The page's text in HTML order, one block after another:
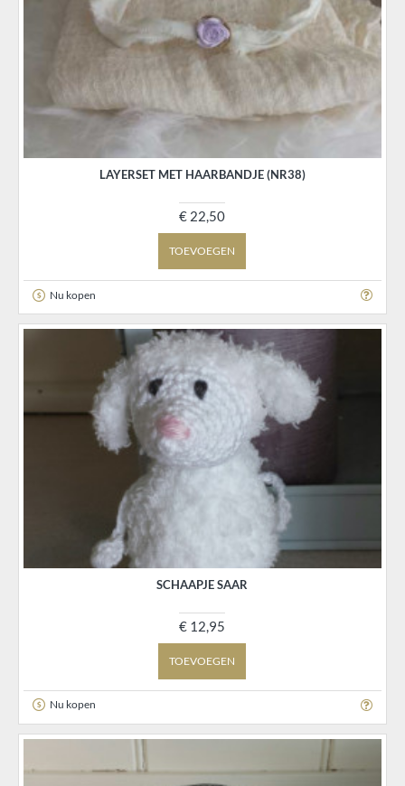
LAYERSET MET HAARBANDJE (NR38)
€ 22,50
TOEVOEGEN
Nu kopen
SCHAAPJE SAAR
€ 12,95
TOEVOEGEN
Nu kopen